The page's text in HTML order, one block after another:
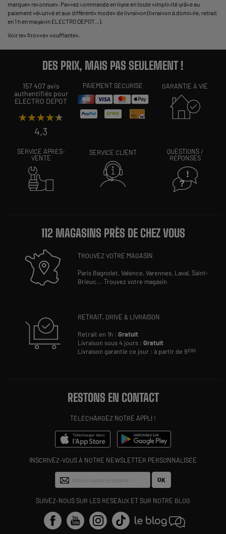
marques reconnues. Passez commande en ligne en toute simplicité grâce au
paiement sécurisé et aux différents modes de livraison (livraison à domicile, retrait
en 1 h en magasin ELECTRO DEPOT...).
Voir les brosses soufflantes.
DES PRIX, MAIS PAS SEULEMENT !
157 407 avis
authentifiés pour
ELECTRO DEPOT
★★★★★
★★★★★
4,3
PAIEMENT SÉCURISÉ GARANTIE À VIE
SERVICE APRÈS-
VENTE
SERVICE CLIENT
QUESTIONS /
RÉPONSES
112 MAGASINS PRÈS DE CHEZ VOUS
TROUVEZ VOTRE MAGASIN
Paris Bagnolet,Valence,Varennes, Laval,Saint-
Brieuc...Trouvez votre magasin
RETRAIT, DRIVE & LIVRAISON
Retrait en 1h :Gratuit
Livraison sous 4 jours :Gratuit
Livraison garantie ce jour : à partir de 9€90
RESTONS EN CONTACT
TÉLÉCHARGEZ NOTRE APPLI !
INSCRIVEZ-VOUS À NOTRE NEWSLETTER PERSONNALISÉE
OK
SUIVEZ-NOUS SUR LES RÉSEAUX ET SUR NOTRE BLOG